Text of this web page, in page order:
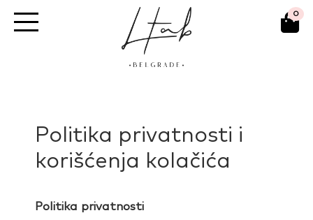
0
Politika privatnosti i
korišćenja kolačića
Politika privatnosti